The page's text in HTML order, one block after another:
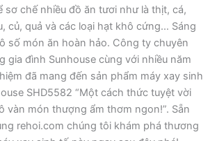
sơ chế nhiều đồ ăn tươi như là thịt, cá,
củ, quả và các loại hạt khô cứng… Sáng
số món ăn hoàn hảo. Công ty chuyên
gia đình Sunhouse cùng với nhiều năm
đã mang đến sản phẩm máy xay sinh
SHD5582 “Một cách thức tuyệt vời
vàn món thượng ẩm thơm ngon!”. Sẵn
rehoi.com chúng tôi khám phá thương